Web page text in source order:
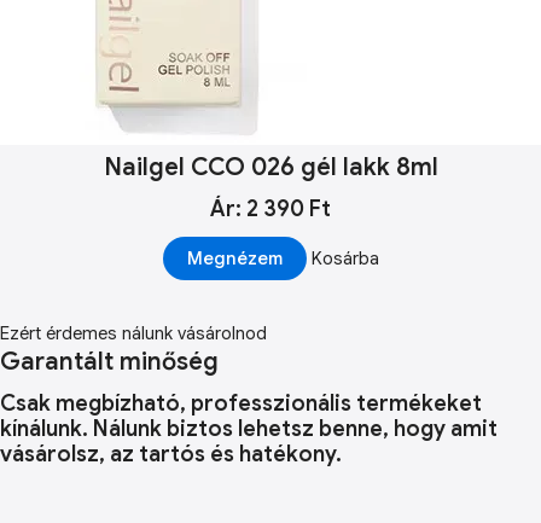
Nailgel CCO 026 gél lakk 8ml
Ár: 2 390 Ft
Megnézem Kosárba
Ezért érdemes nálunk vásárolnod
Garantált minőség
Csak megbízható, professzionális termékeket
kínálunk. Nálunk biztos lehetsz benne, hogy amit
vásárolsz, az tartós és hatékony.